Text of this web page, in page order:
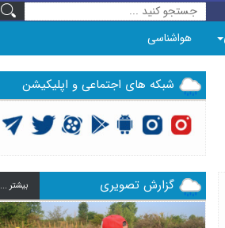
هواشناسی
شبکه های اجتماعی و اپلیکیشن
گزارش تصویری بيشتر ...